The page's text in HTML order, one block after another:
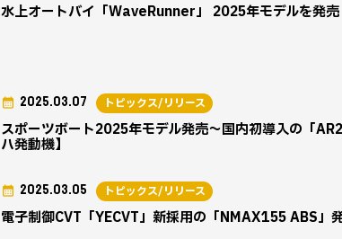
水上オートバイ「WaveRunner」 2025年モデルを発売
スポーツボート2025年モデル発売～国内初導入の「
ハ発動機】
2025.03.07 トピックス/リリース
電子制御CVT「YECVT」新採用の「NMAX155 ABS」
2025.03.05 トピックス/リリース